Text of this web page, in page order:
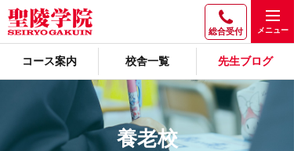
総合受付
コース案内 校舎一覧 先生ブログ
養老校